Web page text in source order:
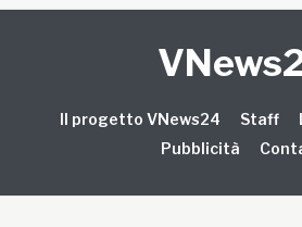
Il progetto VNews24 Staff
Pubblicità